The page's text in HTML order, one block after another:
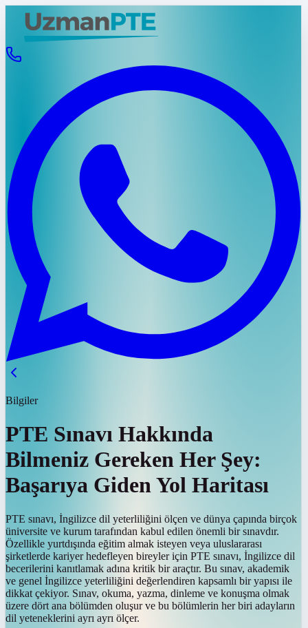
Bilgiler
PTE Sınavı Hakkında
Bilmeniz Gereken Her Şey:
Başarıya Giden Yol Haritası
PTE sınavı, İngilizce dil yeterliliğini ölçen ve dünya çapında birçok
üniversite ve kurum tarafından kabul edilen önemli bir sınavdır.
Özellikle yurtdışında eğitim almak isteyen veya uluslararası
şirketlerde kariyer hedefleyen bireyler için PTE sınavı, İngilizce dil
becerilerini kanıtlamak adına kritik bir araçtır. Bu sınav, akademik
ve genel İngilizce yeterliliğini değerlendiren kapsamlı bir yapısı ile
dikkat çekiyor. Sınav, okuma, yazma, dinleme ve konuşma olmak
üzere dört ana bölümden oluşur ve bu bölümlerin her biri adayların
dil yeteneklerini ayrı ayrı ölçer.